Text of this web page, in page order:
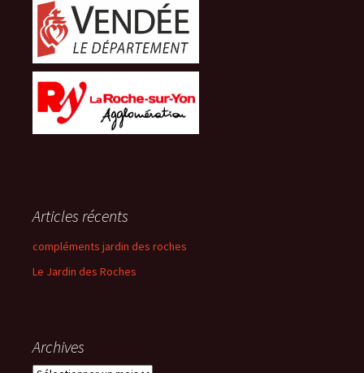
Articles récents
compléments jardin des roches
Le Jardin des Roches
Archives